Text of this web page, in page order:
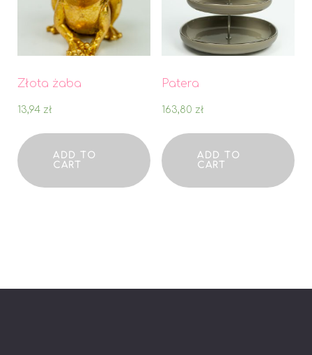
Złota żaba
13,94 zł
ADD TO
CART
Patera
163,80 zł
ADD TO
CART